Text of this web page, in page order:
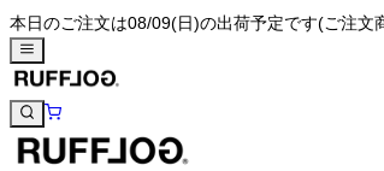
本日のご注文は08/09(日)の出荷予定です(ご注文